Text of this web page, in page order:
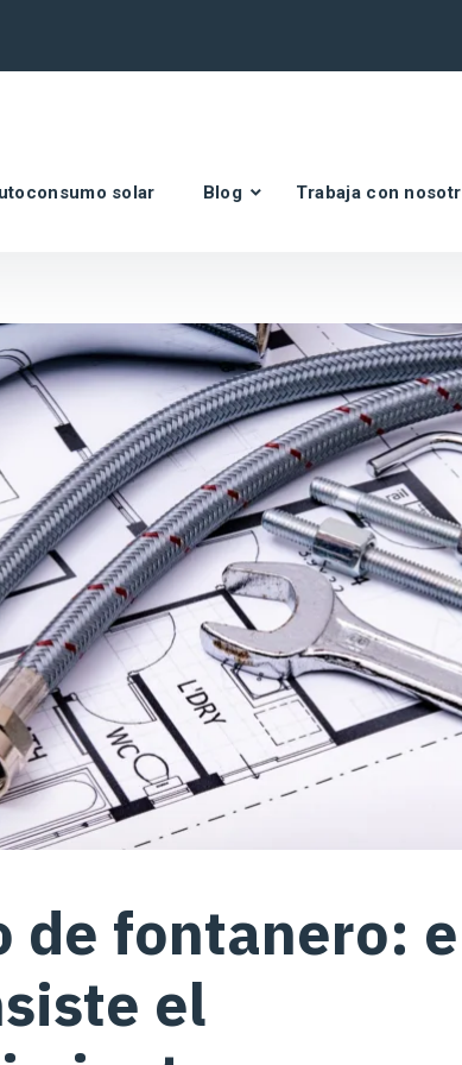
solar Blog Trabaja con
de fontanero:
el